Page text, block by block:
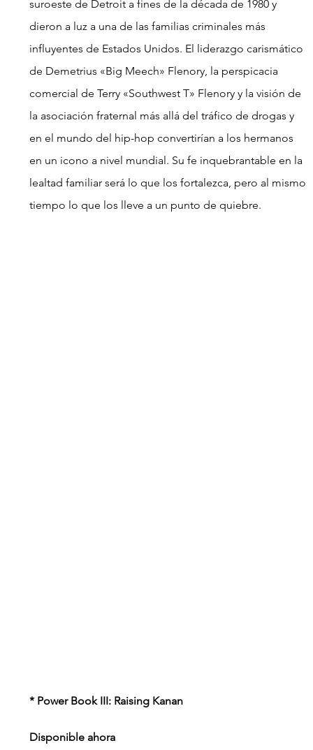
suroeste de Detroit a fines de la década de 1980 y
dieron a luz a una de las familias criminales más
influyentes de Estados Unidos. El liderazgo carismático
de Demetrius «Big Meech» Flenory, la perspicacia
comercial de Terry «Southwest T» Flenory y la visión de
la asociación fraternal más allá del tráfico de drogas y
en el mundo del hip-hop convertirían a los hermanos
en un icono a nivel mundial. Su fe inquebrantable en la
lealtad familiar será lo que los fortalezca, pero al mismo
tiempo lo que los lleve a un punto de quiebre.
* Power Book III: Raising Kanan
Disponible ahora